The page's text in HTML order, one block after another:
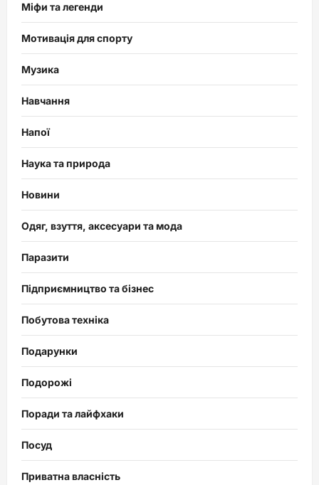
Міфи та легенди
Мотивація для спорту
Музика
Навчання
Напої
Наука та природа
Новини
Одяг, взуття, аксесуари та мода
Паразити
Підприємництво та бізнес
Побутова техніка
Подарунки
Подорожі
Поради та лайфхаки
Посуд
Приватна власність